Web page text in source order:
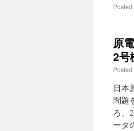
Posted
原
2号
Posted
日本
問題
ろ、
ータ